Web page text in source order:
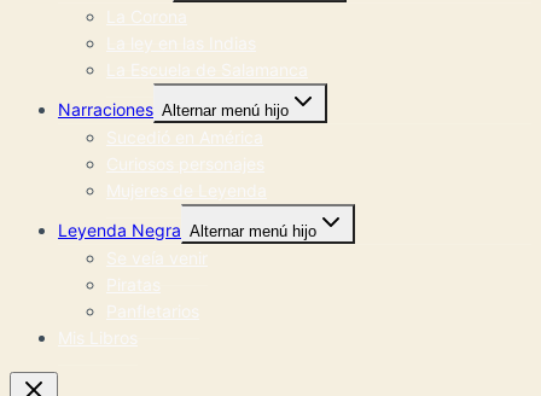
La Corona
La ley en las Indias
La Escuela de Salamanca
Narraciones Alternar menú hijo
Sucedió en América
Curiosos personajes
Mujeres de Leyenda
Leyenda Negra Alternar menú hijo
Se veía venir
Piratas
Panfletarios
Mis Libros